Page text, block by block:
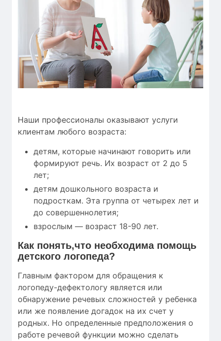
Наши профессионалы оказывают услуги
клиентам любого возраста:
детям, которые начинают говорить или
формируют речь. Их возраст от 2 до 5
лет;
детям дошкольного возраста и
подросткам. Эта группа от четырех лет и
до совершеннолетия;
взрослым — возраст 18-90 лет.
Как понять,что необходима помощь
детского логопеда?
Главным фактором для обращения к
логопеду-дефектологу является или
обнаружение речевых сложностей у ребенка
или же появление догадок на их счет у
родных. Но определенные предположения о
работе речевой функции можно сделать